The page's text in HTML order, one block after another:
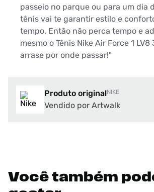
passeio no parque ou para um dia
tênis vai te garantir estilo e
tempo. Então não perca tempo e
mesmo o Tênis Nike Air Force 1
arrase por onde passar!"
Produto originalNIKE
Vendido por Artwalk
Você também